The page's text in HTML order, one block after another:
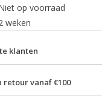
op voorraad
weken
klanten
retour vanaf €100